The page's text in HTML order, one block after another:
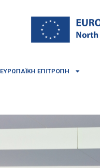
ΕΥΡΩΠΑΪΚΉ ΕΠΙΤΡΟΠΉ